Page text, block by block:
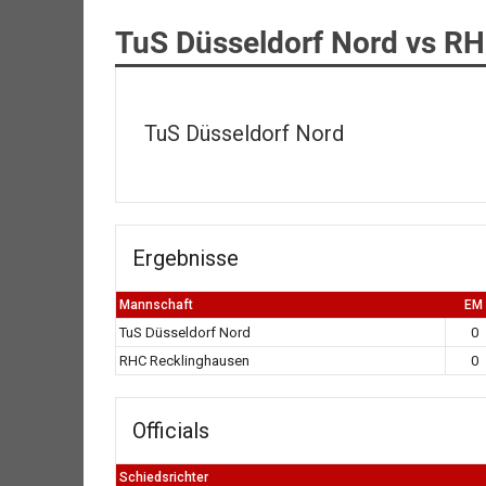
TuS Düsseldorf Nord vs
TuS Düsseldorf Nord
Ergebnisse
Mannschaft EM
TuS Düsseldorf Nord 0
RHC Recklinghausen
0
Officials
Schiedsrichter